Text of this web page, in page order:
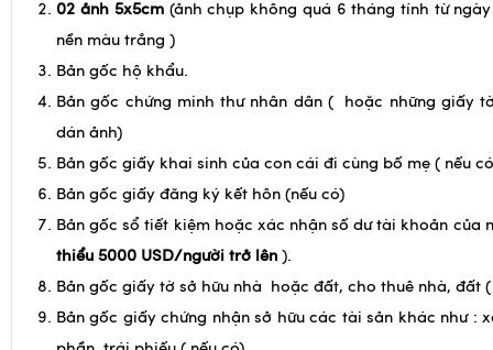
02 ảnh 5x5cm
(ảnh chụp không quá 6 tháng tính từ
nền màu trắng )
Bản gốc hộ khẩu.
Bản gốc chứng minh thư nhân dân ( hoặc những giấy
dán ảnh)
Bản gốc giấy khai sinh của con cái đi cùng bố mẹ ( nếu
Bản gốc giấy đăng ký kết hôn (nếu có)
Bản gốc sổ tiết kiệm hoặc xác nhận số dư tài khoản của
thiểu 5000 USD/người trở lên
Bản gốc giấy tờ sở hữu nhà hoặc đất, cho thuê nhà, đất (
Bản gốc giấy chứng nhận sở hữu các tài sản khác như :